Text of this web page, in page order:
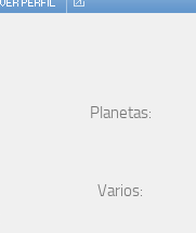
Planetas:
Varios: